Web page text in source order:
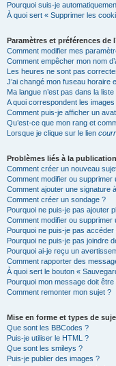
Pourquoi suis-je
À quoi sert « Supprimer les
Paramètres et préférences de
Comment modifier mes
Comment empêcher mon nom
Les heures ne sont pas
J’ai changé mon fuseau horaire
Ma langue n’est pas dans la liste
A quoi correspondent les
Comment puis-je afficher un
Qu’est-ce que mon rang et
Lorsque je clique sur le lien
Problèmes liés à la
Comment créer un nouveau
Comment modifier ou supprimer
Comment ajouter une signature
Comment créer un sondage ?
Pourquoi ne puis-je pas ajouter
Comment modifier ou supprimer
Pourquoi ne puis-je pas accéder
Pourquoi ne puis-je pas joindre
Pourquoi ai-je reçu un
Comment rapporter des
À quoi sert le bouton «
Pourquoi mon message doit être
Comment remonter mon sujet ?
Mise en forme et types de
Que sont les BBCodes ?
Puis-je utiliser le HTML ?
Que sont les smileys ?
Puis-je publier des images ?